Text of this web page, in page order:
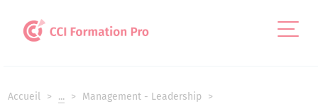
Accueil ...
Management - Leadership